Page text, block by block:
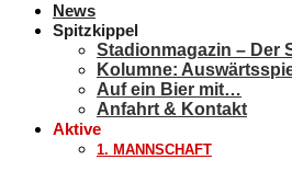
News
Spitzkippel
Stadionmagazin – Der
Kolumne:
Auf ein Bier mit…
Anfahrt & Kontakt
Aktive
1. MANNSCHAFT